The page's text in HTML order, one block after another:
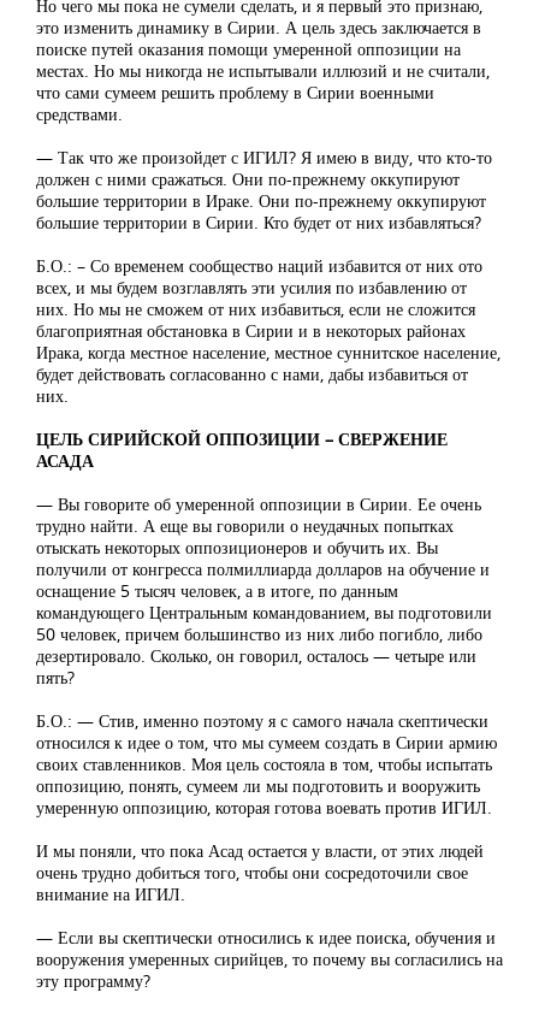
Но чего мы пока не сумели сделать, и я первый это признаю,
это изменить динамику в Сирии. А цель здесь заключается в
поиске путей оказания помощи умеренной оппозиции на
местах. Но мы никогда не испытывали иллюзий и не считали,
что сами сумеем решить проблему в Сирии военными
средствами.
— Так что же произойдет с ИГИЛ? Я имею в виду, что кто-то
должен с ними сражаться. Они по-прежнему оккупируют
большие территории в Ираке. Они по-прежнему оккупируют
большие территории в Сирии. Кто будет от них избавляться?
Б.О.: – Со временем сообщество наций избавится от них ото
всех, и мы будем возглавлять эти усилия по избавлению от
них. Но мы не сможем от них избавиться, если не сложится
благоприятная обстановка в Сирии и в некоторых районах
Ирака, когда местное население, местное суннитское население,
будет действовать согласованно с нами, дабы избавиться от
них.
ЦЕЛЬ СИРИЙСКОЙ ОППОЗИЦИИ – СВЕРЖЕНИЕ
АСАДА
— Вы говорите об умеренной оппозиции в Сирии. Ее очень
трудно найти. А еще вы говорили о неудачных попытках
отыскать некоторых оппозиционеров и обучить их. Вы
получили от конгресса полмиллиарда долларов на обучение и
оснащение 5 тысяч человек, а в итоге, по данным
командующего Центральным командованием, вы подготовили
50 человек, причем большинство из них либо погибло, либо
дезертировало. Сколько, он говорил, осталось — четыре или
пять?
Б.О.: — Стив, именно поэтому я с самого начала скептически
относился к идее о том, что мы сумеем создать в Сирии армию
своих ставленников. Моя цель состояла в том, чтобы испытать
оппозицию, понять, сумеем ли мы подготовить и вооружить
умеренную оппозицию, которая готова воевать против ИГИЛ.
И мы поняли, что пока Асад остается у власти, от этих людей
очень трудно добиться того, чтобы они сосредоточили свое
внимание на ИГИЛ.
— Если вы скептически относились к идее поиска, обучения и
вооружения умеренных сирийцев, то почему вы согласились на
эту программу?